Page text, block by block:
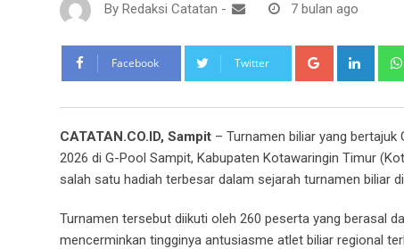
By Redaksi Catatan - 7 bulan ago
Facebook Twitter Google+
CATATAN.CO.ID, Sampit – Turnamen biliar yang bertajuk
2026 di G-Pool Sampit, Kabupaten Kotawaringin Timur
salah satu hadiah terbesar dalam sejarah turnamen biliar
Turnamen tersebut diikuti oleh 260 peserta yang berasal
mencerminkan tingginya antusiasme atlet biliar regional